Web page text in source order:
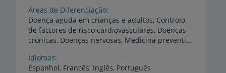
Áreas de Diferenciação
Doença aguda em crianças e adultos, Controlo
de factores de risco cardiovasculares, Doenças
crónicas, Doenças nervosas, Medicina preventiva, Saúde do adulto, Saúde infantil e juvenil
Idiomas
Espanhol, Francês, Inglês, Português